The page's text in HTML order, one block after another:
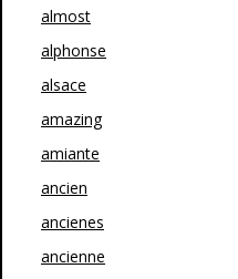
almost
alphonse
alsace
amazing
amiante
ancien
ancienes
ancienne